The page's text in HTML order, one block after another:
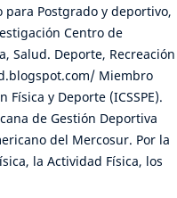
Postgrado y deportivo,
Centro de
Salud. Deporte, Recreación
Miembro
y Deporte (ICSSPE).
de Gestión Deportiva
del Mercosur. Por la
la Actividad Física, los